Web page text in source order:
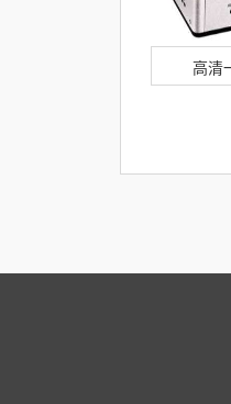
高清